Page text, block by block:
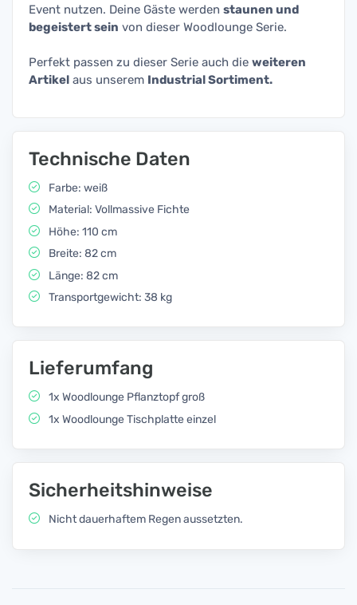
Event nutzen. Deine Gäste werden staunen und
begeistert sein von dieser Woodlounge Serie.
Perfekt passen zu dieser Serie auch die weiteren
Artikel aus unserem Industrial Sortiment.
Technische Daten
Farbe: weiß
Material: Vollmassive Fichte
Höhe: 110 cm
Breite: 82 cm
Länge: 82 cm
Transportgewicht: 38 kg
Lieferumfang
1x Woodlounge Pflanztopf groß
1x Woodlounge Tischplatte einzel
Sicherheitshinweise
Nicht dauerhaftem Regen aussetzten.